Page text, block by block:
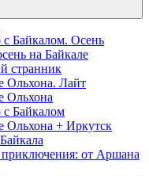
с Байкалом. Осень
на Байкале
странник
Ольхона. Лайт
Ольхона
с Байкалом
Ольхона + Иркутск
от Аршана